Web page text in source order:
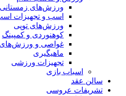
ورزش‌های زمستانی
اسب و تجهیزات
ورزش‌های توپی
کوهنوردی و کمپینگ
غواصی و ورزش‌های
ماهیگیری
تجهیزات ورزشی
اسباب‌ بازی
سالن عقد
تشریفات عروسی